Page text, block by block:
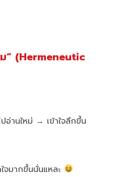
” (Hermeneutic
านใหม่ → เข้าใจลึกขึ้น
จมากขึ้นนั่นแหละ